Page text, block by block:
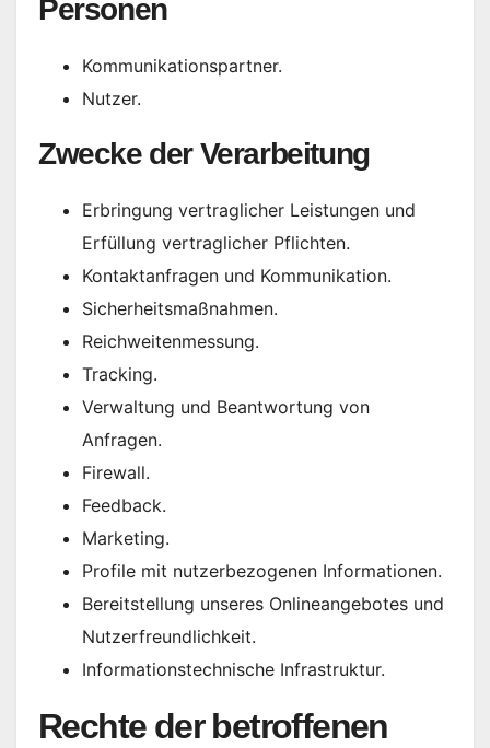
Personen
Kommunikationspartner.
Nutzer.
Zwecke der Verarbeitung
Erbringung vertraglicher Leistungen und
Erfüllung vertraglicher Pflichten.
Kontaktanfragen und Kommunikation.
Sicherheitsmaßnahmen.
Reichweitenmessung.
Tracking.
Verwaltung und Beantwortung von
Anfragen.
Firewall.
Feedback.
Marketing.
Profile mit nutzerbezogenen Informationen.
Bereitstellung unseres Onlineangebotes und
Nutzerfreundlichkeit.
Informationstechnische Infrastruktur.
Rechte der betroffenen